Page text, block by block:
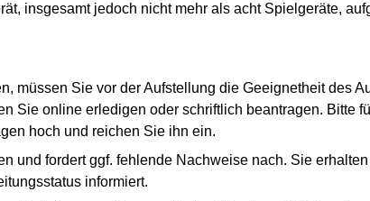
insgesamt jedoch nicht mehr als acht Spielgeräte,
müssen Sie vor der Aufstellung die Geeignetheit des
Sie online erledigen oder schriftlich beantragen. Bitte
hoch und reichen Sie ihn ein.
und fordert ggf. fehlende Nachweise nach. Sie
informiert.